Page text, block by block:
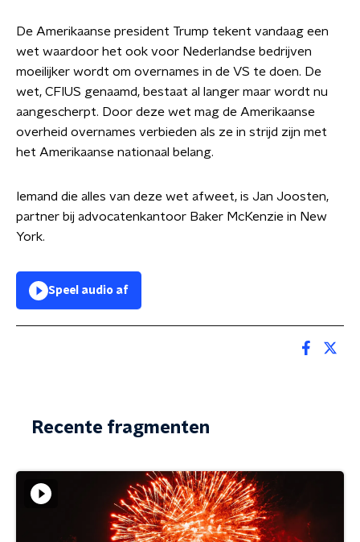
De Amerikaanse president Trump tekent vandaag een
wet waardoor het ook voor Nederlandse bedrijven
moeilijker wordt om overnames in de VS te doen. De
wet, CFIUS genaamd, bestaat al langer maar wordt nu
aangescherpt. Door deze wet mag de Amerikaanse
overheid overnames verbieden als ze in strijd zijn met
het Amerikaanse nationaal belang.
Iemand die alles van deze wet afweet, is Jan Joosten,
partner bij advocatenkantoor Baker McKenzie in New
York.
Speel audio af
Recente fragmenten